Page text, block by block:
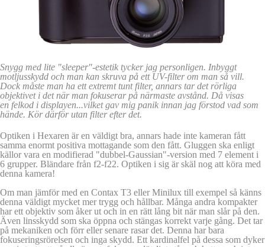
Snygg med lite "sleeper"-estetik tycker jag personligen. Inbyggt
motljusskydd och man kan skruva på ett UV-filter om man så vill.
Dock måste man ha ett extremt tunt filter, annars tar det rörliga
objektivet i det när man fokuserar på närmaste avstånd. Då visas
en felkod i displayen...vilket gav mig panik innan jag förstod vad som
hände. Kör därför utan filter efter det.
Optiken i Hexaren är en väldigt bra, annars hade inte kameran fått
samma enormt positiva mottagande som den fått. Gluggen ska enligt
källor vara en modifierad "dubbel-Gaussian"-version med 7 element i
6 grupper. Bländare från f2-f22. Optiken i sig är skäl nog att köra med
denna kamera!
Om man jämför med en Contax T3 eller Minilux till exempel så känns
denna väldigt mycket mer trygg och hållbar. Många andra kompakter
har ett objektiv som åker ut och in en rätt lång bit när man slår på den.
Även linsskydd som ska öppna och stängas korrekt varje gång. Det tar
på mekaniken och förr eller senare rasar det. Denna har bara
fokuseringsrörelsen och inga skydd. Ett kardinalfel på dessa som dyker